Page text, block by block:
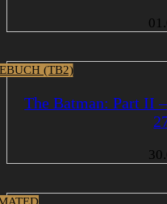
(TB2)
The Batman: Part II